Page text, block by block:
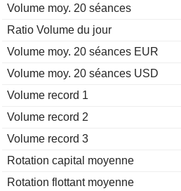
Volume moy. 20 séances
Ratio Volume du jour
Volume moy. 20 séances EUR
Volume moy. 20 séances USD
Volume record 1
Volume record 2
Volume record 3
Rotation capital moyenne
Rotation flottant moyenne